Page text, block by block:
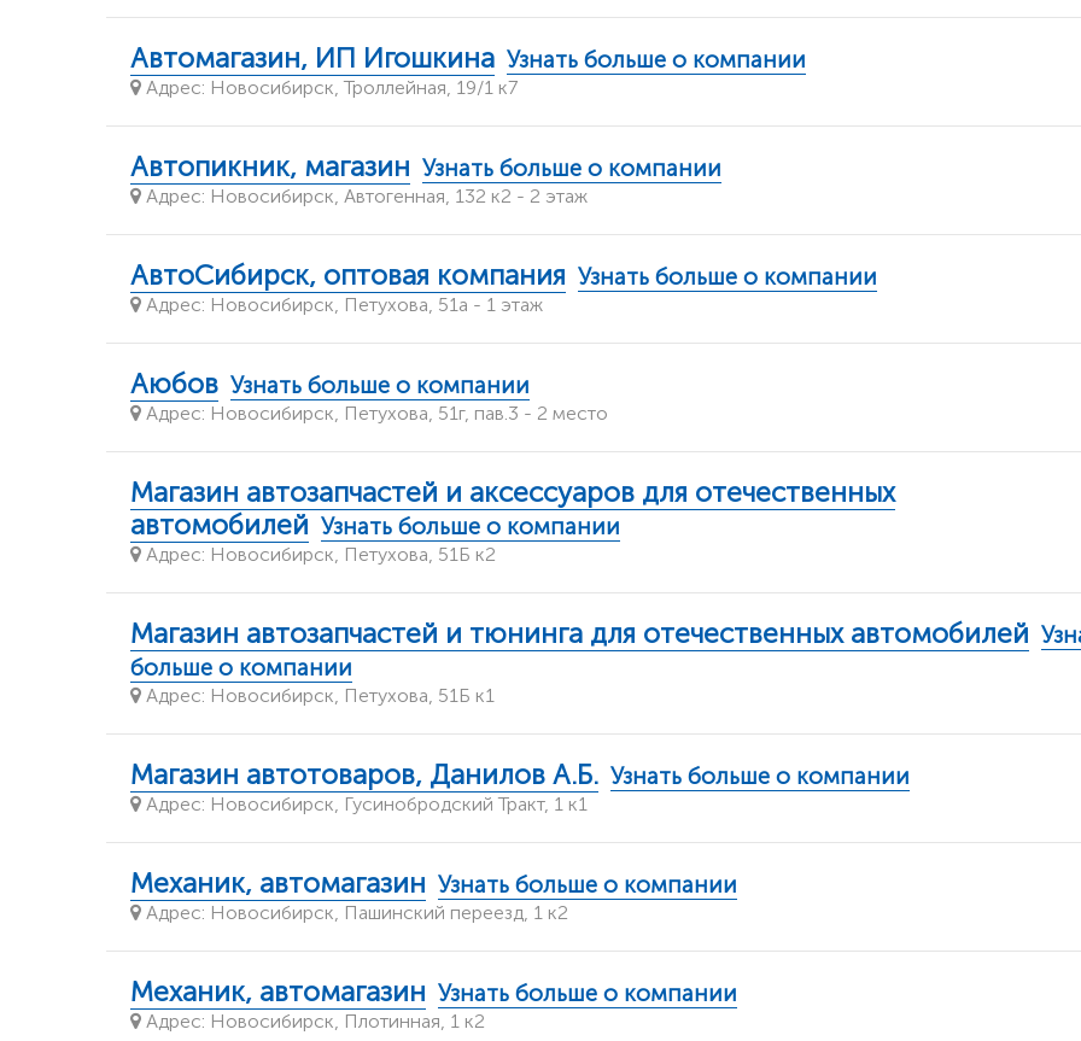
Автомагазин, ИП Игошкина Узнать больше о компании
Адрес: Новосибирск, Троллейная, 19/1 к7
Автопикник, магазин Узнать больше о компании
Адрес: Новосибирск, Автогенная, 132 к2 - 2 этаж
АвтоСибирск, оптовая компания Узнать больше о компании
Адрес: Новосибирск, Петухова, 51а - 1 этаж
Аюбов Узнать больше о компании
Адрес: Новосибирск, Петухова, 51г, пав.3 - 2 место
Магазин автозапчастей и аксессуаров для отечественных
автомобилей Узнать больше о компании
Адрес: Новосибирск, Петухова, 51Б к2
Магазин автозапчастей и тюнинга для отечественных автомобилей
больше о компании
Адрес: Новосибирск, Петухова, 51Б к1
Магазин автотоваров, Данилов А.Б. Узнать больше о компании
Адрес: Новосибирск, Гусинобродский Тракт, 1 к1
Механик, автомагазин Узнать больше о компании
Адрес: Новосибирск, Пашинский переезд, 1 к2
Механик, автомагазин Узнать больше о компании
Адрес: Новосибирск, ​Плотинная, 1 к2